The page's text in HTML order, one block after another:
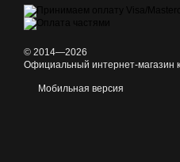
© 2014—2026
Официальный интернет-магазин
Мобильная версия